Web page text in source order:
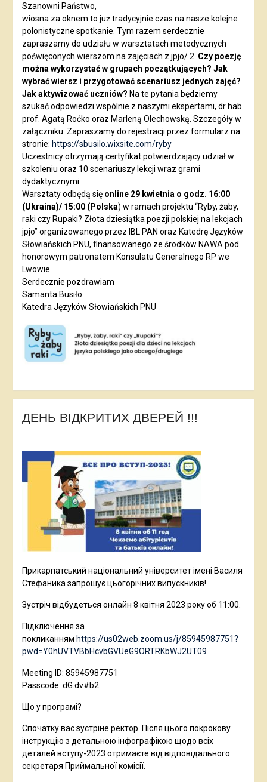
Szanowni Państwo,
wiosna za oknem to już tradycyjnie czas na nasze kolejne
polonistyczne spotkanie. Tym razem serdecznie
zapraszamy do udziału w warsztatach metodycznych
poświęconych wierszom na zajęciach z jpjo/ 2. Czy poezję
można wykorzystać w grupach początkujących? Jak
wybrać wiersz i przygotować scenariusz jednych zajęć?
Jak aktywizować uczniów? Na te pytania będziemy
szukać odpowiedzi wspólnie z naszymi ekspertami, dr hab.
prof. Agatą Roćko oraz Marleną Olechowską. Szczegóły w
załączniku. Zapraszamy do rejestracji przez formularz na
stronie: https://sbusilo.wixsite.com/ryby
Uczestnicy otrzymają certyfikat potwierdzający udział w
szkoleniu oraz 10 scenariuszy lekcji wraz grami
dydaktycznymi.
Warsztaty odbędą się online 29 kwietnia o godz. 16:00
(Ukraina)/ 15:00 (Polska) w ramach projektu “Ryby, żaby,
raki czy Rupaki? Złota dziesiątka poezji polskiej na lekcjach
jpjo” organizowanego przez IBL PAN oraz Katedrę Języków
Słowiańskich PNU, finansowanego ze środków NAWA pod
honorowym patronatem Konsulatu Generalnego RP we
Lwowie.
Serdecznie pozdrawiam
Samanta Busiło
Katedra Języków Słowiańskich PNU
ДЕНЬ ВІДКРИТИХ ДВЕРЕЙ !!!
Прикарпатський національний університет імені Василя
Стефаника запрошує цьогорічних випускників!
Зустріч відбудеться онлайн 8 квітня 2023 року об 11:00.
Підключення за
покликанням https://us02web.zoom.us/j/85945987751?
pwd=Y0hUVTVBbHcvbGVUeG9ORTRKbWJ2UT09
Meeting ID: 85945987751
Passcode: dG.dv#b2
Що у програмі?
Спочатку вас зустріне ректор. Після цього покрокову
інструкцію з детальною інфографікою щодо всіх
деталей вступу-2023 отримаєте від відповідального
секретаря Приймальної комісії.